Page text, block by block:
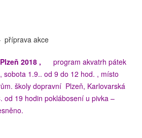
příprava akce
Plzeň 2018 , program akvatrh pátek
sobota 1.9.. od 9 do 12 hod. , místo
školy dopravní Plzeň, Karlovarská
19 hodin poklábosení u pivka –